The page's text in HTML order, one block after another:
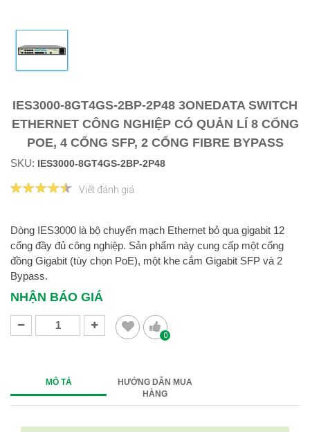
IES3000-8GT4GS-2BP-2P48 3ONEDATA SWITCH
ETHERNET CÔNG NGHIỆP CÓ QUẢN LÍ 8 CỔNG
POE, 4 CỔNG SFP, 2 CỔNG FIBRE BYPASS
SKU: IES3000-8GT4GS-2BP-2P48
Viết đánh giá
Dòng IES3000 là bộ chuyển mạch Ethernet bỏ qua gigabit 12
cổng đầy đủ công nghiệp. Sản phẩm này cung cấp một cổng
đồng Gigabit (tùy chọn PoE), một khe cắm Gigabit SFP và 2
Bypass.
NHẬN BÁO GIÁ
0
MÔ TẢ
HƯỚNG DẪN MUA
HÀNG